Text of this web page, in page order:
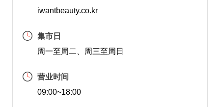
iwantbeauty.co.kr
集市日
周一至周二、周三至周日
营业时间
09:00~18:00